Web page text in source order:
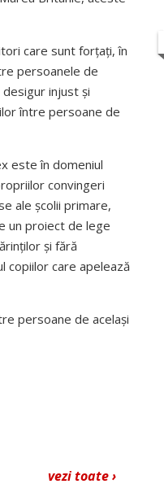
care sunt forțați, în
persoanele de
injust și
între persoane de
este în domeniul
convingeri
ale școlii primare,
un proiect de lege
și fără
copiilor care apelează
persoane de același
vezi toate ›